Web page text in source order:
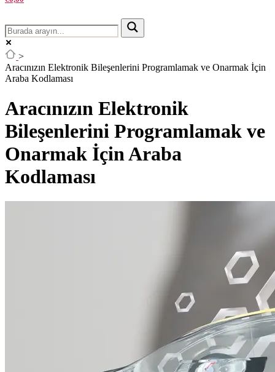
>
Aracınızın Elektronik Bileşenlerini Programlamak ve Onarmak İçin
Araba Kodlaması
Aracınızın Elektronik
Bileşenlerini Programlamak ve
Onarmak İçin Araba
Kodlaması